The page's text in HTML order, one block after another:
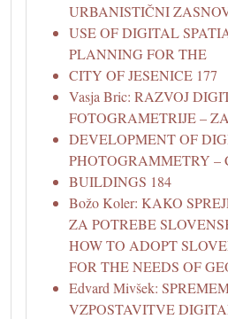
URBANISTIČNI
USE OF DIGITAL
PLANNING FOR THE
CITY OF JESENICE 177
Vasja Bric: RAZVOJ
FOTOGRAMETRIJE –
DEVELOPMENT OF
PHOTOGRAMMETRY –
BUILDINGS 184
Božo Koler: KAKO
ZA POTREBE
HOW TO ADOPT
FOR THE NEEDS OF
Edvard Mivšek:
VZPOSTAVITVE